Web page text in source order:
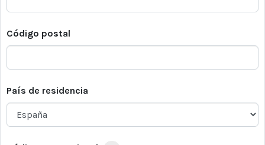
Código postal
País de residencia